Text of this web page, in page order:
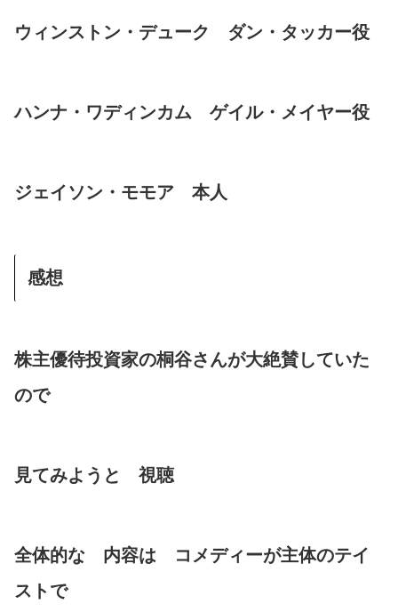
ウィンストン・デューク ダン・タッカー役
ハンナ・ワディンカム ゲイル・メイヤー役
ジェイソン・モモア 本人
感想
株主優待投資家の桐谷さんが大絶賛していた
ので
見てみようと 視聴
全体的な 内容は コメディーが主体のテイ
ストで